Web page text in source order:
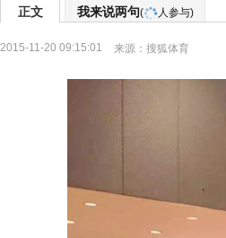
正文 我来说两句( 人参与)
2015-11-20 09:15:01 来源： 搜狐体育